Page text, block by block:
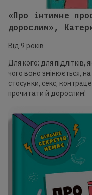
«Про інтимне
дорослим»,
Від 9 років
Для кого: для підлітків,
чого воно змінюється,
стосунки, секс,
прочитати й дорослим!